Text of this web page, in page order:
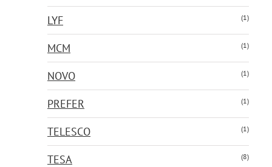
LYF (1)
MCM (1)
NOVO (1)
PREFER (1)
TELESCO (1)
TESA (8)